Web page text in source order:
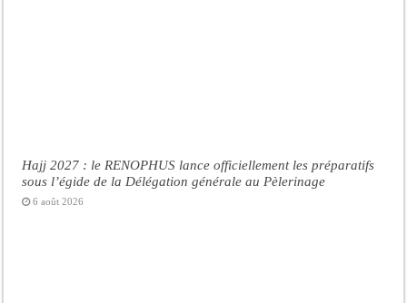
Hajj 2027 : le RENOPHUS lance officiellement les préparatifs
sous l’égide de la Délégation générale au Pèlerinage
6 août 2026